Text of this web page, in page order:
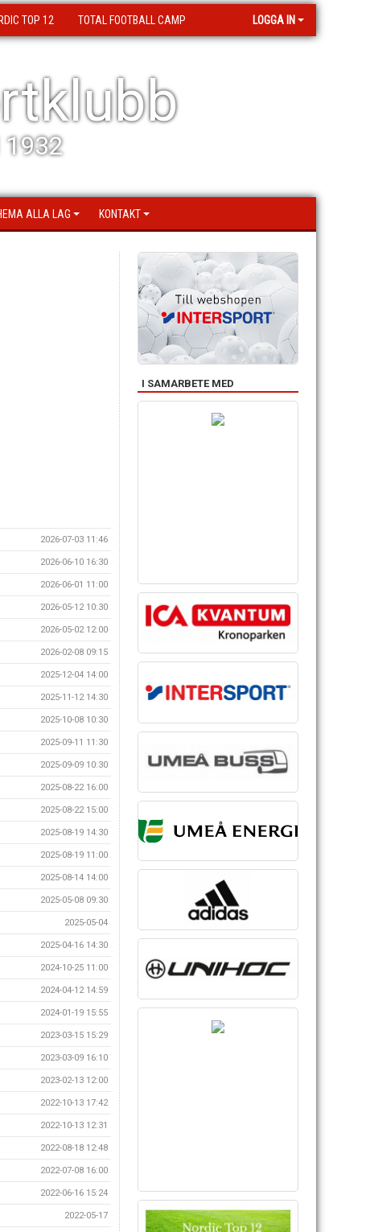
TOP 12 TOTAL FOOTBALL CAMP LOGGA IN
1932
ALLA LAG KONTAKT
2026-07-03 11:46
2026-06-10 16:30
2026-06-01 11:00
2026-05-12 10:30
2026-05-02 12:00
2026-02-08 09:15
2025-12-04 14:00
2025-11-12 14:30
2025-10-08 10:30
2025-09-11 11:30
2025-09-09 10:30
2025-08-22 16:00
2025-08-22 15:00
2025-08-19 14:30
2025-08-19 11:00
2025-08-14 14:00
2025-05-08 09:30
2025-05-04
2025-04-16 14:30
2024-10-25 11:00
2024-04-12 14:59
2024-01-19 15:55
2023-03-15 15:29
2023-03-09 16:10
2023-02-13 12:00
2022-10-13 17:42
2022-10-13 12:31
2022-08-18 12:48
2022-07-08 16:00
2022-06-16 15:24
2022-05-17
I SAMARBETE MED